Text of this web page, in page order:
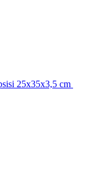
25x35x3,5 cm